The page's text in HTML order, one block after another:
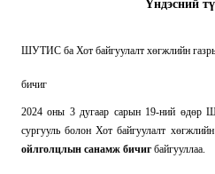
Үндэсний
ШУТИС ба Хот байгуулалт хөгжлийн
бичиг
2024 оны 3 дугаар сарын 19-ний өдөр
сургууль болон Хот байгуулалт
ойлголцлын санамж бичигбайгууллаа.